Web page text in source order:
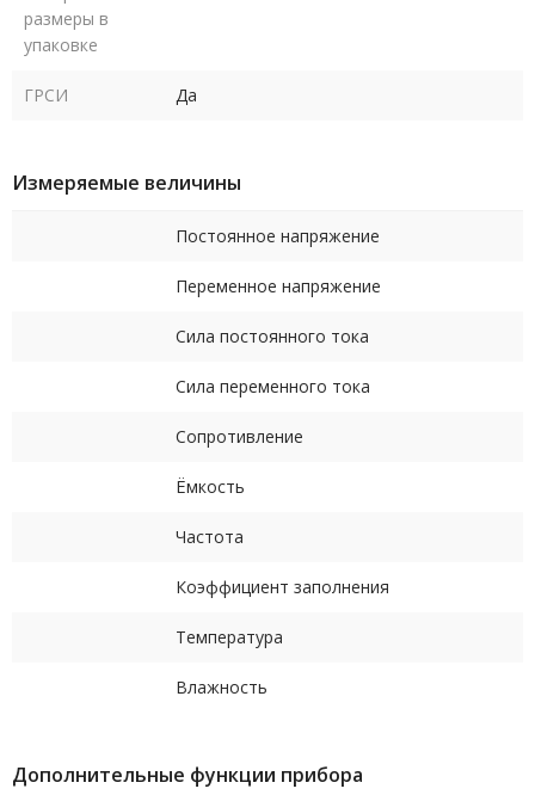
размеры в
упаковке
ГРСИ Да
Измеряемые величины
Постоянное напряжение
Переменное напряжение
Сила постоянного тока
Сила переменного тока
Сопротивление
Ёмкость
Частота
Коэффициент заполнения
Температура
Влажность
Дополнительные функции прибора